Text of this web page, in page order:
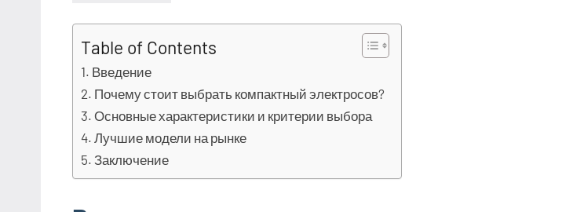
Table of Contents
Введение
Почему стоит выбрать компактный электросов?
Основные характеристики и критерии выбора
Лучшие модели на рынке
Заключение